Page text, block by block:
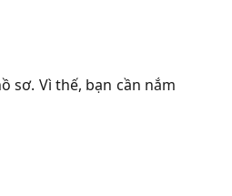
sơ. Vì thế, bạn cần nắm